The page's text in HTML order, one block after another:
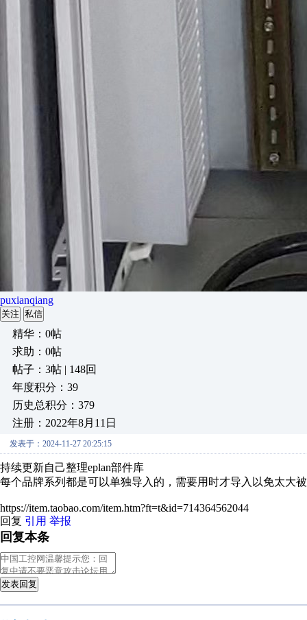
puxianqiang
关注 私信
精华：0帖
求助：0帖
帖子：3帖 | 148回
年度积分：39
历史总积分：379
注册：2022年8月11日
发表于：2024-11-27 20:25:15
持续更新自己整理eplan部件库
每个品牌系列都是可以单独导入的，需要用时才导入以免太大
https://item.taobao.com/item.htm?ft=t&id=714364562044
回复 引用 举报
回复本条
发表回复